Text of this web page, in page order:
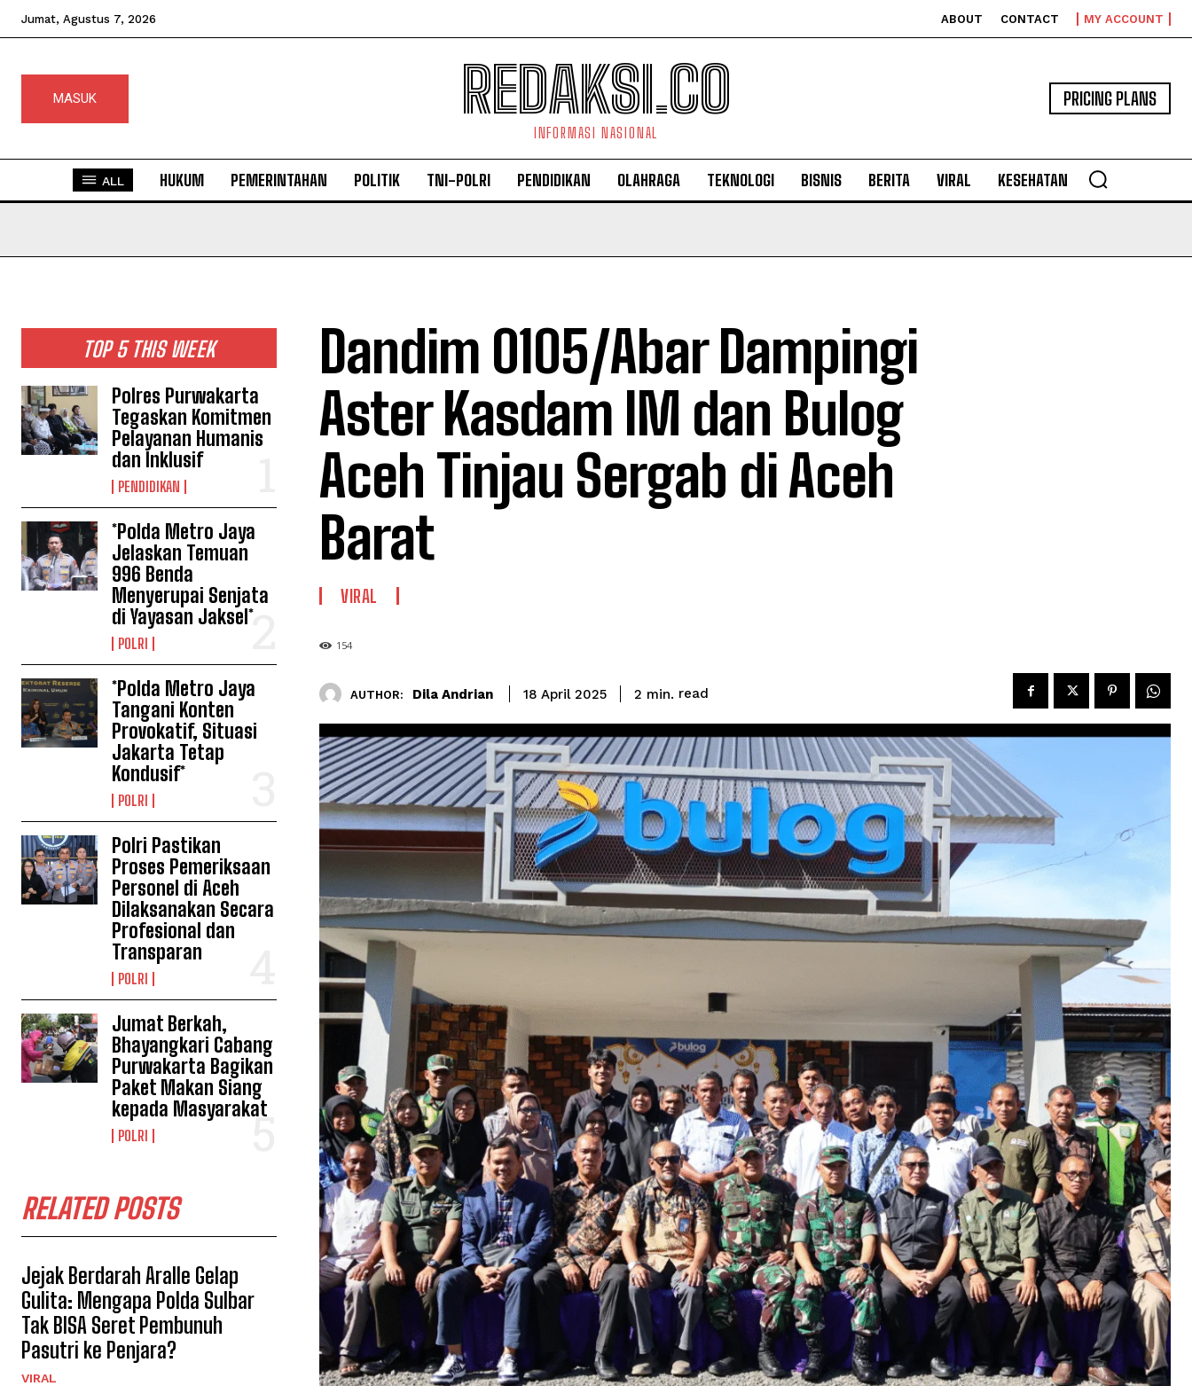
Jumat, Agustus 7, 2026 ABOUT CONTACT MY ACCOUNT
MASUK REDAKSI.CO
INFORMASI NASIONAL
PRICING PLANS
ALL HUKUM PEMERINTAHAN POLITIK TNI-POLRI PENDIDIKAN OLAHRAGA TEKNOLOGI BISNIS BERITA VIRAL KESEHATAN
TOP 5 THIS WEEK
Polres Purwakarta
Tegaskan Komitmen
Pelayanan Humanis
dan Inklusif
PENDIDIKAN
*Polda Metro Jaya
Jelaskan Temuan
996 Benda
Menyerupai Senjata
di Yayasan Jaksel*
POLRI
*Polda Metro Jaya
Tangani Konten
Provokatif, Situasi
Jakarta Tetap
Kondusif*
POLRI
Polri Pastikan
Proses Pemeriksaan
Personel di Aceh
Dilaksanakan Secara
Profesional dan
Transparan
POLRI
Jumat Berkah,
Bhayangkari Cabang
Purwakarta Bagikan
Paket Makan Siang
kepada Masyarakat
POLRI
RELATED POSTS
Jejak Berdarah Aralle Gelap
Gulita: Mengapa Polda Sulbar
Tak BISA Seret Pembunuh
Pasutri ke Penjara?
VIRAL
Dandim 0105/Abar Dampingi
Aster Kasdam IM dan Bulog
Aceh Tinjau Sergab di Aceh
Barat
VIRAL
154
AUTHOR: Dila Andrian 18 April 2025 2 min. read